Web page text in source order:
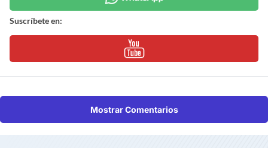
Suscríbete en:
Mostrar Comentarios